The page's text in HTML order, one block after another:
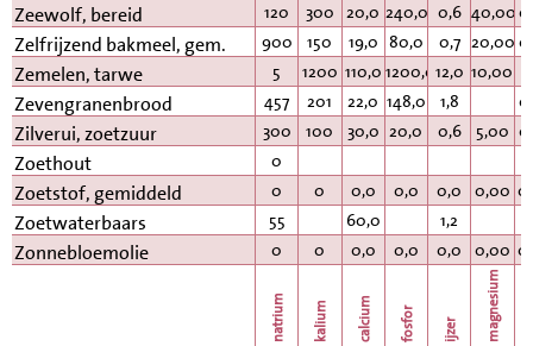
Zeewolf, bereid 120 300 20,0 240,0 0,6 40,00
Zelfrijzend bakmeel, gem. 900 150 19,0 80,0 0,7 20,00
Zemelen, tarwe 5 1200 110,0 1200,0 12,0 10,00
Zevengranenbrood 457 201 22,0 148,0 1,8
Zilverui, zoetzuur 300 100 30,0 20,0 0,6 5,00
Zoethout 0
Zoetstof, gemiddeld 0 0 0,0 0,0 0,0 0,00
Zoetwaterbaars 55 60,0 1,2
Zonnebloemolie 0 0 0,0 0,0 0,0 0,00
natrium kalium calcium fosfor ijzer magnesium